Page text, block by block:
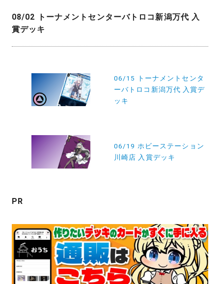
08/02 トーナメントセンターバトロコ新潟万代 入
賞デッキ
ン
06/15 トーナメントセンタ
ーバトロコ新潟万代 入賞デ
ッキ
06/19 ホビーステーション
川崎店 入賞デッキ
PR